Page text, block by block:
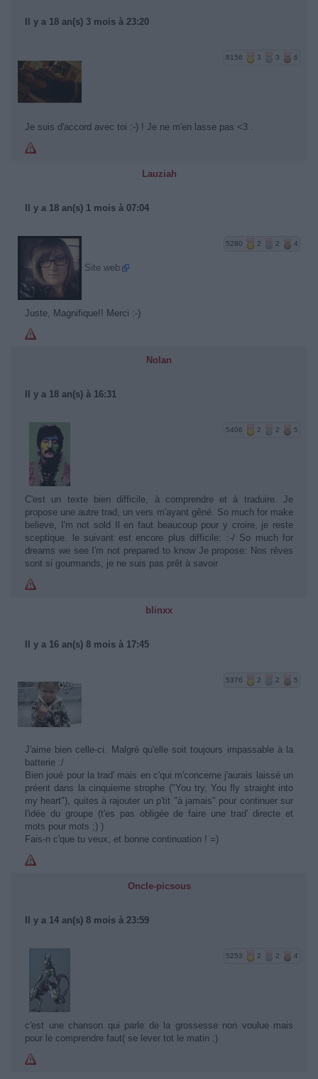
Il y a 18 an(s) 3 mois à 23:20
8156 3 3 6
Je suis d'accord avec toi :-) ! Je ne m'en lasse pas <3 .
Lauziah
Il y a 18 an(s) 1 mois à 07:04
5280 2 2 4
Site web
Juste, Magnifique!! Merci :-)
Nolan
Il y a 18 an(s) à 16:31
5406 2 2 5
C'est un texte bien difficile, à comprendre et à traduire. Je
propose une autre trad, un vers m'ayant gêné. So much for make
believe, I'm not sold Il en faut beaucoup pour y croire, je reste
sceptique. le suivant est encore plus difficile: :-/ So much for
dreams we see I'm not prepared to know Je propose: Nos rêves
sont si gourmands, je ne suis pas prêt à savoir
blinxx
Il y a 16 an(s) 8 mois à 17:45
5376 2 2 5
J'aime bien celle-ci. Malgré qu'elle soit toujours impassable à la
batterie :/
Bien joué pour la trad' mais en c'qui m'concerne j'aurais laissé un
préent dans la cinquieme strophe ("You try, You fly straight into
my heart"), quites à rajouter un p'tit "à jamais" pour continuer sur
l'idée du groupe (t'es pas obligée de faire une trad' directe et
mots pour mots ;) )
Fais-n c'que tu veux, et bonne continuation ! =)
Oncle-picsous
Il y a 14 an(s) 8 mois à 23:59
5253 2 2 4
c'est une chanson qui parle de la grossesse non voulue mais
pour le comprendre faut( se lever tot le matin :)